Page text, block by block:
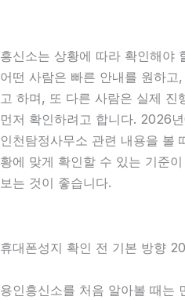
흥신소는 상황에 따라 확인해야
어떤 사람은 빠른 안내를 원하
고 하며, 또 다른 사람은 실제 진
먼저 확인하려고 합니다. 2026
인천탐정사무소 관련 내용을 볼
황에 맞게 확인할 수 있는 기준
보는 것이 좋습니다.
휴대폰성지 확인 전 기본 방향
용인흥신소를 처음 알아볼 때는